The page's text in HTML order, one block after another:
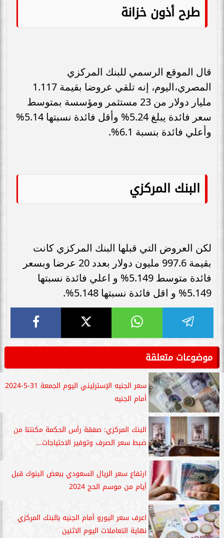
طرح أذون خزانة
قال الموقع الرسمي للبنك المركزي
المصري،اليوم، إنه تلقي عروضا بقيمة 1.117
مليار دولار من 23 مستثمر ومؤسسة بمتوسط
سعر فائدة يبلغ 5.24% وأقل فائدة نسبتها 5.14%
وأعلي فائدة بنسبة 6.1%.
البنك المركزي
لكن العروض التي قبلها البنك المركزي كانت
بقيمة 997.6 مليون دولار بعدد 20 عرضا وبسعر
فائدة متوسط 5.149% و اعلي فائدة نسبتها
5.149% و اقل فائدة نسبتها 5.148%.
موضوعات متعلقة
سعر الجنيه الإسترليني اليوم الجمعة 31-5-2024
أمام الجنيه
البنك المركزي: صفقة رأس الحكمة مكنتنا من
ضبط سعر الصرف وتوفير الاحتياجات...
ارتفاع سعر الريال السعودي ببعض البنوك قبل
أيام من موسم الحج 2024
اعرف سعر اليورو أمام الجنيه بالبنك المركزي
نهاية التعاملات اليوم الاثنين